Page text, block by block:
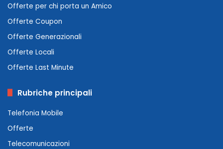
Offerte per chi porta un Amico
Offerte Coupon
Offerte Generazionali
Offerte Locali
Offerte Last Minute
Rubriche principali
Telefonia Mobile
Offerte
Telecomunicazioni